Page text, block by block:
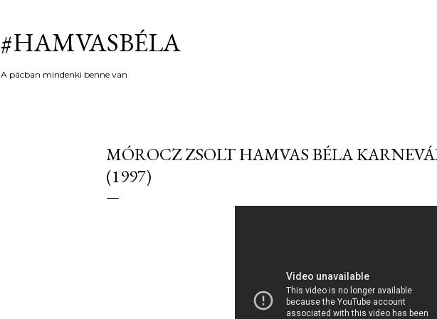
#HAMVASBÉLA
A pácban mindenki benne van
MÓROCZ ZSOLT HAMVAS BÉLA
(1997)